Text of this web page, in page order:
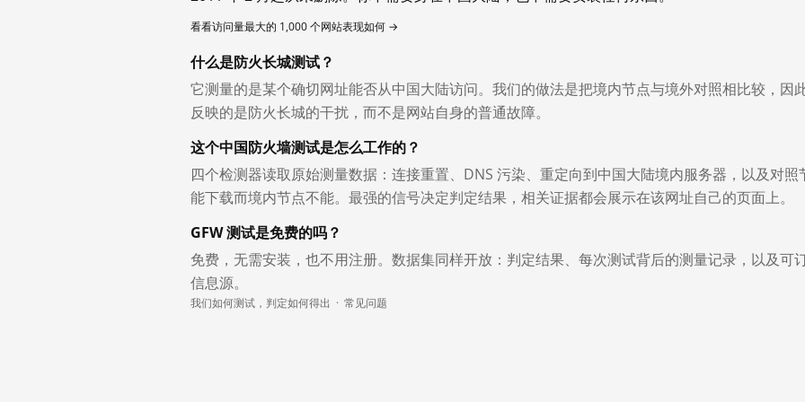
看看访问量最大的 1,000 个网站表现如何 →
什么是防火长城测试？
它测量的是某个确切网址能否从中国大陆访问。我们的做法是把境内节点与境外对照相比较，因
反映的是防火长城的干扰，而不是网站自身的普通故障。
这个中国防火墙测试是怎么工作的？
四个检测器读取原始测量数据：连接重置、DNS 污染、重定向到中国大陆境内服务器，以及对照
能下载而境内节点不能。最强的信号决定判定结果，相关证据都会展示在该网址自己的页面上。
GFW 测试是免费的吗？
免费，无需安装，也不用注册。数据集同样开放：判定结果、每次测试背后的测量记录，以及可
信息源。
我们如何测试，判定如何得出 · 常见问题